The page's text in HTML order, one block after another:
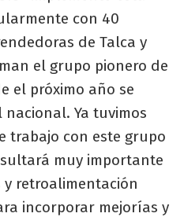
con 40
de Talca y
el grupo pionero de
el próximo año se
Ya tuvimos
trabajo con este grupo
muy importante
y retroalimentación
incorporar mejorías y